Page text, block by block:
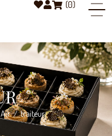
(0)
/ traiteur